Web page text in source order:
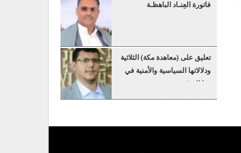
فاتورة العِنـاد الباهظـة
تعليق على (معاهدة مكة) الثلاثية
ودلالاتها السياسية والأمنية في
هذا التوقيت